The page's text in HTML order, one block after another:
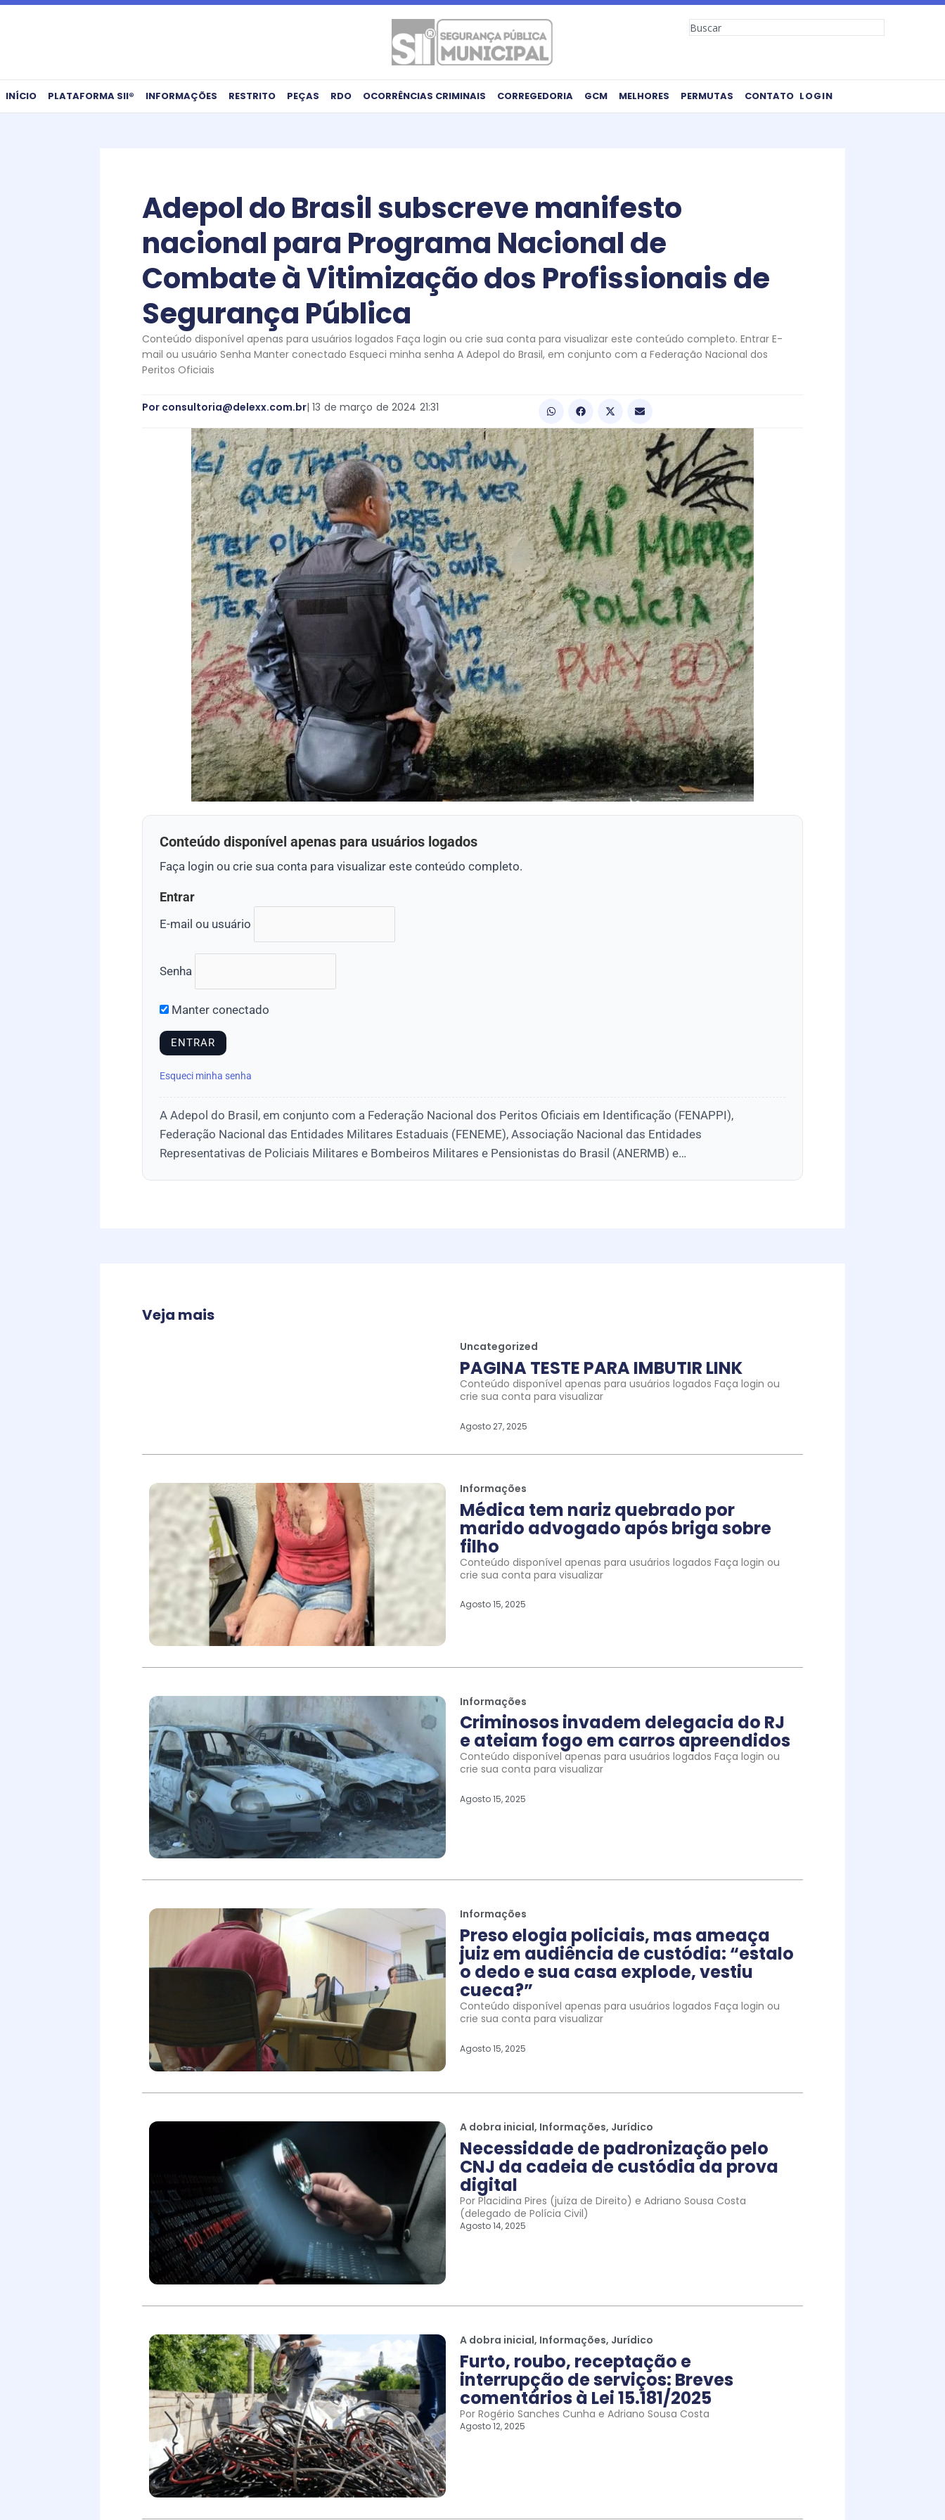
Ir
Search
INÍCIO PLATAFORMA SII® INFORMAÇÕES RESTRITO PEÇAS RDO OCORRÊNCIAS CRIMINAIS CORREGEDORIA GCM MELHORES PERMUTAS CONTATO LOGIN
Adepol do Brasil subscreve manifesto
nacional para Programa Nacional de
Combate à Vitimização dos Profissionais de
Segurança Pública
Conteúdo disponível apenas para usuários logados Faça login ou crie sua conta para visualizar este conteúdo completo. Entrar E-
mail ou usuário Senha Manter conectado Esqueci minha senha A Adepol do Brasil, em conjunto com a Federação Nacional dos
Peritos Oficiais
Por consultoria@delexx.com.br| 13 demarço de2024 21:31
Conteúdo disponível apenas para usuários logados
Faça login ou crie sua conta para visualizar este conteúdo completo.
Entrar
E-mail ou usuário
Senha
Manter conectado
Esqueci minha senha
A Adepol do Brasil, em conjunto com a Federação Nacional dos Peritos Oficiais em Identificação (FENAPPI),
Federação Nacional das Entidades Militares Estaduais (FENEME), Associação Nacional das Entidades
Representativas de Policiais Militares e Bombeiros Militares e Pensionistas do Brasil (ANERMB) e…
Veja mais
Uncategorized
PAGINA TESTE PARA IMBUTIR LINK
Conteúdo disponível apenas para usuários logados Faça login ou
crie sua conta para visualizar
Agosto 27, 2025
Informações
Médica tem nariz quebrado por
marido advogado após briga sobre
filho
Conteúdo disponível apenas para usuários logados Faça login ou
crie sua conta para visualizar
Agosto 15, 2025
Informações
Criminosos invadem delegacia do RJ
e ateiam fogo em carros apreendidos
Conteúdo disponível apenas para usuários logados Faça login ou
crie sua conta para visualizar
Agosto 15, 2025
Informações
Preso elogia policiais, mas ameaça
juiz em audiência de custódia: “estalo
o dedo e sua casa explode, vestiu
cueca?”
Conteúdo disponível apenas para usuários logados Faça login ou
crie sua conta para visualizar
Agosto 15, 2025
A dobra inicial, Informações, Jurídico
Necessidade de padronização pelo
CNJ da cadeia de custódia da prova
digital
Por Placidina Pires (juíza de Direito) e Adriano Sousa Costa
(delegado de Polícia Civil)
Agosto 14, 2025
A dobra inicial, Informações, Jurídico
Furto, roubo, receptação e
interrupção de serviços: Breves
comentários à Lei 15.181/2025
Por Rogério Sanches Cunha e Adriano Sousa Costa
Agosto 12, 2025